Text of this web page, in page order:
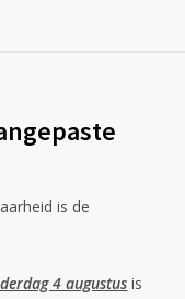
is de
4 augustus is